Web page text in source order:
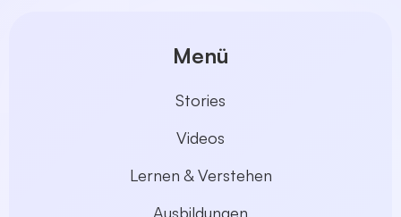
Menü
Stories
Videos
Lernen & Verstehen
Ausbildungen